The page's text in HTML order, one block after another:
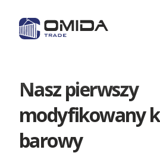
Sklep
Współpraca B2B
Nasz pierwszy
modyfikowany
barowy